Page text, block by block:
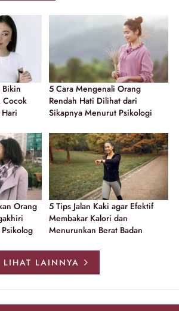
Bikin
Cocok
5 Cara Mengenali Orang
Rendah Hati Dilihat dari
Sikapnya Menurut Psikologi
Orang
5 Tips Jalan Kaki agar Efektif
Membakar Kalori dan
Menurunkan Berat Badan
LIHAT LAINNYA